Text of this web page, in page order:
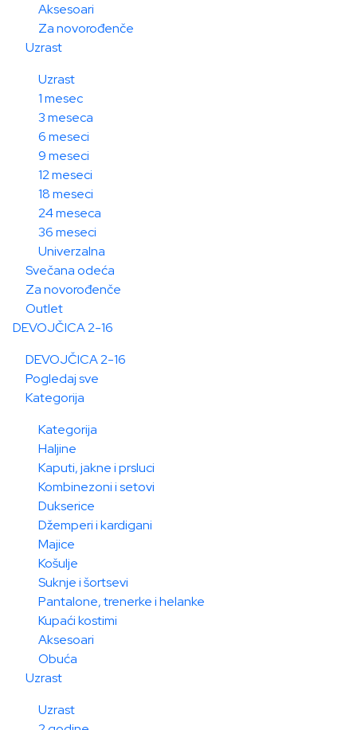
Aksesoari
Za novorođenče
Uzrast
Uzrast
1 mesec
3 meseca
6 meseci
9 meseci
12 meseci
18 meseci
24 meseca
36 meseci
Univerzalna
Svečana odeća
Za novorođenče
Outlet
DEVOJČICA 2-16
DEVOJČICA 2-16
Pogledaj sve
Kategorija
Kategorija
Haljine
Kaputi, jakne i prsluci
Kombinezoni i setovi
Dukserice
Džemperi i kardigani
Majice
Košulje
Suknje i šortsevi
Pantalone, trenerke i helanke
Kupaći kostimi
Aksesoari
Obuća
Uzrast
Uzrast